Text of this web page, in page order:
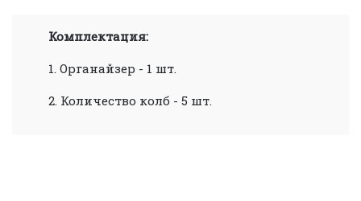
Комплектация:
1. Органайзер - 1 шт.
2. Количество колб - 5 шт.